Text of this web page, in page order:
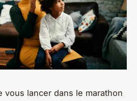
vous lancer dans le marathon